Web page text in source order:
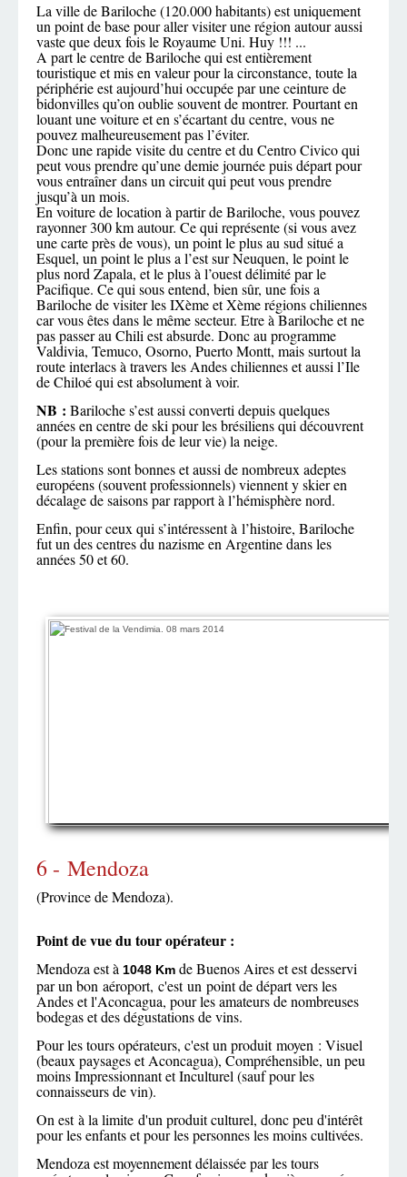
Laville de Bariloche(120.000 habitants) est uniquement
un point de base pour aller visiter une région autour aussi
vaste que deux fois le Royaume Uni. Huy !!! ...
A part le centre de Bariloche qui est entièrement
touristique et mis en valeur pour la circonstance, toute la
périphérie est aujourd’hui occupée par une ceinture de
bidonvilles qu’on oublie souvent de montrer. Pourtant en
louant une voiture et en s’écartant du centre, vous ne
pouvez malheureusement pas l’éviter.
Donc une rapide visite du centre et du Centro Civico qui
peut vous prendre qu’une demie journée puis départ pour
vous entraîner dans un circuit qui peut vous prendre
jusqu’à un mois.
En voiture de location à partir de Bariloche, vous pouvez
rayonner 300 km autour. Ce qui représente (si vous avez
une carte près de vous), un point le plus au sud situé a
Esquel, un point le plus a l’est sur Neuquen, le point le
plus nord Zapala, et le plus à l’ouest délimité par le
Pacifique. Ce qui sous entend, bien sûr, une fois a
Bariloche de visiter les IXème et Xème régions chiliennes
car vous êtes dans le même secteur. Etre à Bariloche et ne
pas passer au Chili est absurde. Donc au programme
Valdivia, Temuco, Osorno, Puerto Montt, mais surtout la
route interlacs à travers les Andes chiliennes et aussi l’Ile
de Chiloé qui est absolument à voir.
NB : Bariloche s’est aussi converti depuis quelques
années en centre de ski pour les brésiliens qui découvrent
(pour la première fois de leur vie) la neige.
Les stations sont bonnes et aussi de nombreux adeptes
européens (souvent professionnels) viennent y skier en
décalage de saisons par rapport à l’hémisphère nord.
Enfin, pour ceux qui s’intéressent à l’histoire, Bariloche
fut un des centres du nazisme en Argentine dans les
années 50 et 60.
6 - Mendoza
(Province de Mendoza).
Point de vue du tour opérateur :
Mendoza est à 1048 Km de Buenos Aires et est desservi
par un bon aéroport, c'est un point de départ vers les
Andes et l'Aconcagua, pour les amateurs de nombreuses
bodegas et des dégustations de vins.
Pour les tours opérateurs, c'est un produit moyen : Visuel
(beaux paysages et Aconcagua), Compréhensible, un peu
moins Impressionnant et Inculturel (sauf pour les
connaisseurs de vin).
On est à la limite d'un produit culturel, donc peu d'intérêt
pour les enfants et pour les personnes les moins cultivées.
Mendoza est moyennement délaissée par les tours